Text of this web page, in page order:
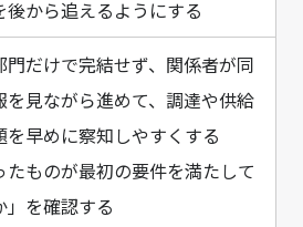
後から追えるようにする
門だけで完結せず、関係者が同
を見ながら進めて、調達や供給
を早めに察知しやすくする
たものが最初の要件を満たして
」を確認する